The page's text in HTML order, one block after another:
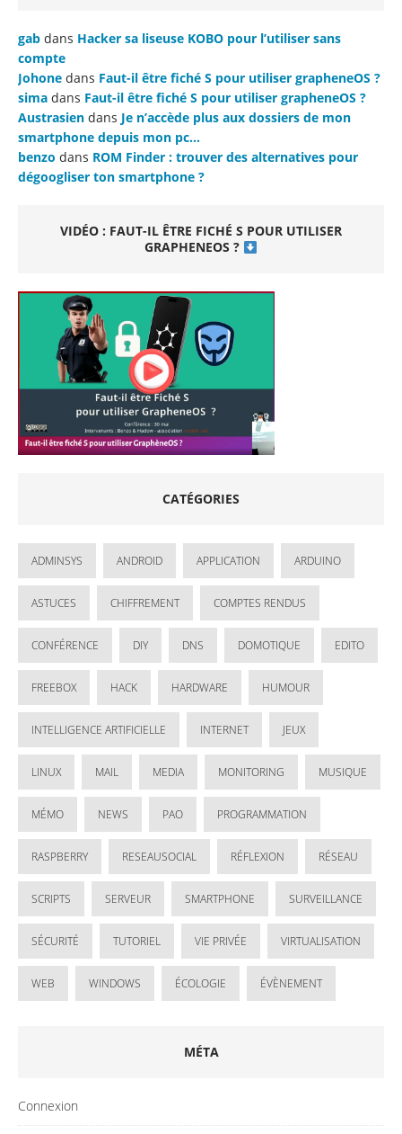
gab dans Hacker sa liseuse KOBO pour l’utiliser sans
compte
Johone dans Faut-il être fiché S pour utiliser grapheneOS ?
sima dans Faut-il être fiché S pour utiliser grapheneOS ?
Austrasien dans Je n’accède plus aux dossiers de mon
smartphone depuis mon pc…
benzo dans ROM Finder : trouver des alternatives pour
dégoogliser ton smartphone ?
VIDÉO : FAUT-IL ÊTRE FICHÉ S POUR UTILISER
GRAPHENEOS ?
CATÉGORIES
ADMINSYS ANDROID APPLICATION ARDUINO
ASTUCES CHIFFREMENT COMPTES RENDUS
CONFÉRENCE DIY DNS DOMOTIQUE EDITO
FREEBOX HACK HARDWARE HUMOUR
INTELLIGENCE ARTIFICIELLE INTERNET JEUX
LINUX MAIL MEDIA MONITORING MUSIQUE
MÉMO NEWS PAO PROGRAMMATION
RASPBERRY RESEAUSOCIAL RÉFLEXION RÉSEAU
SCRIPTS SERVEUR SMARTPHONE SURVEILLANCE
SÉCURITÉ TUTORIEL VIE PRIVÉE VIRTUALISATION
WEB WINDOWS ÉCOLOGIE ÉVÈNEMENT
MÉTA
Connexion